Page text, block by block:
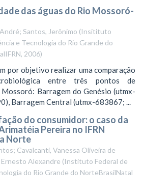
das águas do Rio Mossoró-
Santos, Jerônimo (Insitituto
e Tecnologia do Rio Grande do
, 2006)
por objetivo realizar uma comparação
entre três pontos de
Barragem do Genésio (utmx-
Barragem Central (utmx-683867; ...
do consumidor: o caso da
Pereira no IFRN
Norte
Cavalcanti, Vanessa Oliveira de
Alexandre (Instituto Federal de
do Rio Grande do NorteBrasilNatal